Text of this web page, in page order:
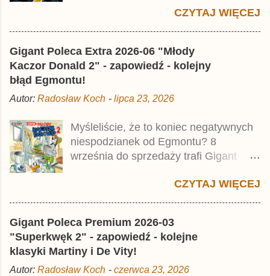
Jest to kolejny 624-stronicowy tom z
wynosi 49,99 zł i zamówicie go także z
rabatem na Egmont.pl . Za przekład
odpowiadał Jacek Drewnowski.
Publikacja jest przedrukiem drugiego
Taschenbuch Phantomias Collection ,
który trafił do sprzedaży pod koniec
2025 roku.
CZYTAJ WIĘCEJ
Gigant Poleca Extra 2026-06 "Młody
Kaczor Donald 2" - zapowiedź - kolejny
błąd Egmontu!
Autor: Radosław Koch - lipca 23, 2026
Myśleliście, że to koniec negatywnych
niespodzianek od Egmontu? 8
września do sprzedaży trafi Gigant
Jednak wbrew temu, na co wskazuje
młodego Kaczora Donalda i jego
przyjaciół, lecz prawdopodobnie znajdą
się tam opowieści z wydań 9-10 .
Publikacja będzie liczyła ok. 360 stron i
CZYTAJ WIĘCEJ
Gigant Poleca Premium 2026-03
"Superkwęk 2" - zapowiedź - kolejne
klasyki Martiny i De Vity!
Autor: Radosław Koch - czerwca 23, 2026